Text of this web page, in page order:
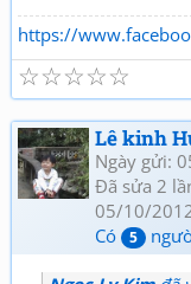
https://
☆
☆
☆
☆
☆
Lê kinh
Ngày gửi:
Đã sửa 2
05/10/
Có
5